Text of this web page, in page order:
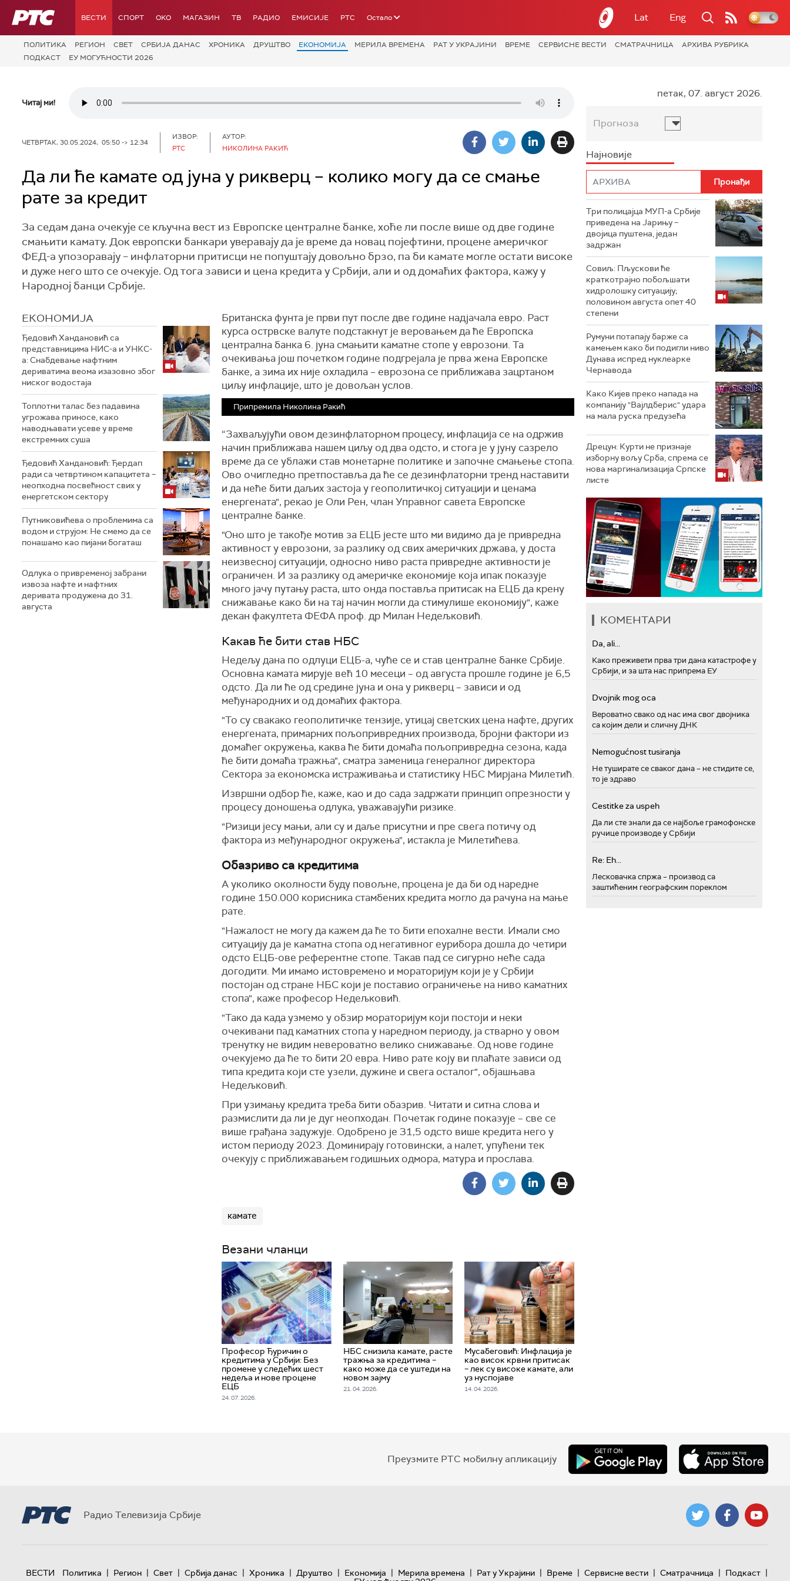
РТС ВЕСТИ СПОРТ OKO МАГАЗИН ТВ РАДИО ЕМИСИЈЕ РТС Остало Lat Eng
ПОЛИТИКА РЕГИОН СВЕТ СРБИЈА ДАНАС ХРОНИКА ДРУШТВО ЕКОНОМИЈА МЕРИЛА ВРЕМЕНА РАТ У УКРАЈИНИ ВРЕМЕ СЕРВИСНЕ ВЕСТИ СМАТРАЧНИЦА
АРХИВА РУБРИКА
ПОДКАСТ
ЕУ МОГУЋНОСТИ 2026
Читај ми!
ЧЕТВРТАК, 30.05.2024, 05:50 -> 12:34
ИЗВОР:
РТС
АУТОР:
НИКОЛИНА РАКИЋ
Да ли ће камате од јуна у рикверц – колико могу да се смање
рате за кредит
За седам дана очекује се кључна вест из Европске централне банке, хоће ли после више од две године
смањити камату. Док европски банкари уверавају да је време да новац појефтини, процене америчког
ФЕД-а упозоравају – инфлаторни притисци не попуштају довољно брзо, па би камате могле остати високе
и дуже него што се очекује. Од тога зависи и цена кредита у Србији, али и од домаћих фактора, кажу у
Народној банци Србије.
ЕКОНОМИЈА
Ђедовић Хандановић са
представницима НИС-а и УНКС-
а: Снабдевање нафтним
дериватима веома изазовно због
ниског водостаја
Топлотни талас без падавина
угрожава приносе, како
наводњавати усеве у време
екстремних суша
Ђедовић Хандановић: Ђердап
ради са четвртином капацитета –
неопходна посвећност свих у
енергетском сектору
Путниковићева о проблемима са
водом и струјом: Не смемо да се
понашамо као пијани богаташ
Одлука о привременој забрани
извоза нафте и нафтних
деривата продужена до 31.
августа
Британска фунта је први пут после две године надјачала евро. Раст
курса острвске валуте подстакнут је веровањем да ће Европска
централна банка 6. јуна смањити каматне стопе у еврозони. Та
очекивања још почетком године подгрејала је прва жена Европске
банке, а зима их није охладила – еврозона се приближава зацртаном
циљу инфлације, што је довољан услов.
Припремила Николина Ракић
“Захваљујући овом дезинфлаторном процесу, инфлација се на одржив
начин приближава нашем циљу од два одсто, и стога је у јуну сазрело
време да се ублажи став монетарне политике и започне смањење стопа.
Ово очигледно претпоставља да ће се дезинфлаторни тренд наставити
и да неће бити даљих застоја у геополитичкој ситуацији и ценама
енергената", рекао је Оли Рен, члан Управног савета Европске
централне банке.
"Оно што је такође мотив за ЕЦБ јесте што ми видимо да је привредна
активност у еврозони, за разлику од свих америчких држава, у доста
неизвесној ситуацији, односно ниво раста привредне активности је
ограничен. И за разлику од америчке економије која ипак показује
много јачу путању раста, што онда поставља притисак на ЕЦБ да крену
снижавање како би на тај начин могли да стимулише економију", каже
декан факултета ФЕФА проф. др Милан Недељковић.
Какав ће бити став НБС
Недељу дана по одлуци ЕЦБ-а, чуће се и став централне банке Србије.
Основна камата мирује већ 10 месеци – од августа прошле године је 6,5
одсто. Да ли ће од средине јуна и она у рикверц – зависи и од
међународних и од домаћих фактора.
"То су свакако геополитичке тензије, утицај светских цена нафте, других
енергената, примарних пољопривредних производа, бројни фактори из
домаћег окружења, каква ће бити домаћа пољопривредна сезона, када
ће бити домаћа тражња", сматра заменица генералног директора
Сектора за економска истраживања и статистику НБС Мирјана Милетић.
Извршни одбор ће, каже, као и до сада задржати принцип опрезности у
процесу доношења одлука, уважавајући ризике.
"Ризици јесу мањи, али су и даље присутни и пре свега потичу од
фактора из међународног окружења", истакла је Милетићева.
Обазриво са кредитима
А уколико околности буду повољне, процена је да би од наредне
године 150.000 корисника стамбених кредита могло да рачуна на мање
рате.
"Нажалост не могу да кажем да ће то бити епохалне вести. Имали смо
ситуацију да је каматна стопа од негативног еурибора дошла до четири
одсто ЕЦБ-ове референтне стопе. Такав пад се сигурно неће сада
догодити. Ми имамо истовремено и мораторијум који је у Србији
постојан од стране НБС који је поставио ограничење на ниво каматних
стопа", каже професор Недељковић.
"Тако да када узмемо у обзир мораторијум који постоји и неки
очекивани пад каматних стопа у наредном периоду, ја стварно у овом
тренутку не видим невероватно велико снижавање. Од нове године
очекујемо да ће то бити 20 евра. Ниво рате коју ви плаћате зависи од
типа кредита који сте узели, дужине и свега осталог", објашњава
Недељковић.
При узимању кредита треба бити обазрив. Читати и ситна слова и
размислити да ли је дуг неопходан. Почетак године показује – све се
више грађана задужује. Одобрено је 31,5 одсто више кредита него у
истом периоду 2023. Доминирају готовински, а налет, упућени тек
очекују с приближавањем годишњих одмора, матура и прослава.
камате
Везани чланци
Професор Ђуричин о
кредитима у Србији: Без
промене у следећих шест
недеља и нове процене
ЕЦБ
24. 07. 2026.
НБС снизила камате, расте
тражња за кредитима –
како може да се уштеди на
новом зајму
21. 04. 2026.
Мусабеговић: Инфлација је
као висок крвни притисак
– лек су високе камате, али
уз нуспојаве
14. 04. 2026.
петак, 07. август 2026.
Прогноза
Најновије
Три полицајца МУП-а Србије
приведена на Јарињу –
двојица пуштена, један
задржан
Совиљ: Пљускови ће
краткотрајно побољшати
хидролошку ситуацију;
половином августа опет 40
степени
Румуни потапају барже са
камењем како би подигли ниво
Дунава испред нуклеарке
Чернавода
Како Кијев преко напада на
компанију "Вајлдберис" удара
на мала руска предузећа
Дрецун: Курти не признаје
изборну вољу Срба, спрема се
нова маргинализација Српске
листе
КОМЕНТАРИ
Da, ali...
Како преживети прва три дана катастрофе у
Србији, и за шта нас припрема ЕУ
Dvojnik mog oca
Вероватно свако од нас има свог двојника
са којим дели и сличну ДНК
Nemogućnost tusiranja
Не туширате се сваког дана – не стидите се,
то је здраво
Cestitke za uspeh
Да ли сте знали да се најбоље грамофонске
ручице производе у Србији
Re: Eh...
Лесковачка спржа – производ са
заштићеним географским пореклом
Преузмите РТС мобилну апликацију
Радио Телевизија Србије
ВЕСТИ Политика | Регион | Свет | Србија данас | Хроника | Друштво | Економија | Мерила времена | Рат у Украјини | Време | Сервисне вести | Сматрачница | Подкаст |